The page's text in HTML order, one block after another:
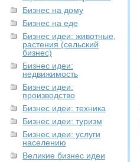
Бизнес на дому
Бизнес на еде
Бизнес идеи: животные,
растения (сельский
бизнес)
Бизнес идеи:
недвижимость
Бизнес идеи:
производство
Бизнес идеи: техника
Бизнес идеи: туризм
Бизнес идеи: услуги
населению
Великие бизнес идеи